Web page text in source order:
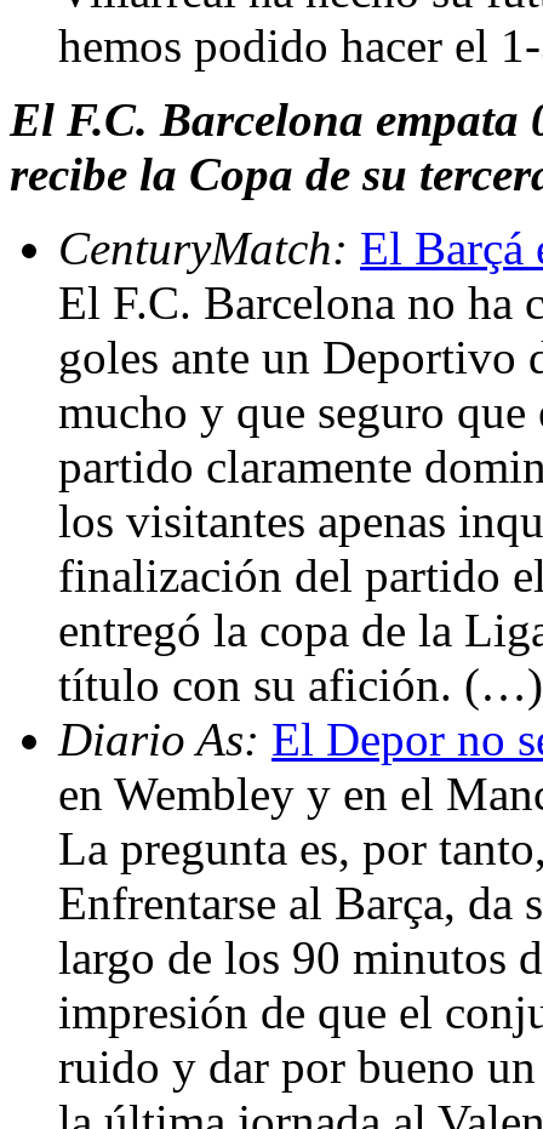
hemos podido hacer el
El F.C. Barcelona empata
recibe la Copa de su
CenturyMatch: El Barçá
El F.C. Barcelona no ha
goles ante un Deportivo
mucho y que seguro
partido claramente
los visitantes apenas
finalización del partido
entregó la copa de la
título con su afición. (…)
Diario As: El Depor no
en Wembley y en el
La pregunta es, por
Enfrentarse al Barça, da
largo de los 90 minutos
impresión de que el
ruido y dar por bueno